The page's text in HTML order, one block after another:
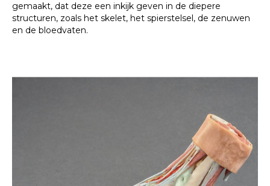
gemaakt, dat deze een inkijk geven in de diepere
structuren, zoals het skelet, het spierstelsel, de zenuwen
en de bloedvaten.